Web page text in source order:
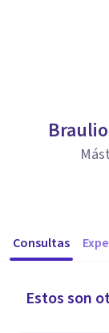
Consultas
Estos son